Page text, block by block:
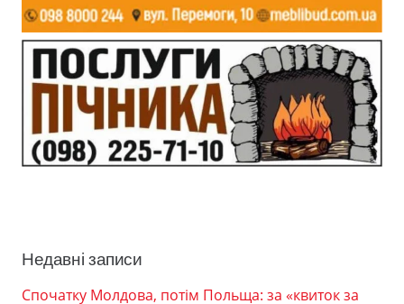
Недавні записи
Спочатку Молдова, потім Польща: за «квиток за